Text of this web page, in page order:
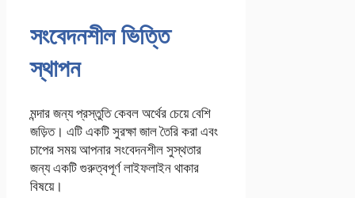
সংবেদনশীল ভিত্তি
স্থাপন
মন্দার জন্য প্রস্তুতি কেবল অর্থের চেয়ে বেশি
জড়িত। এটি একটি সুরক্ষা জাল তৈরি করা এবং
চাপের সময় আপনার সংবেদনশীল সুস্থতার
জন্য একটি গুরুত্বপূর্ণ লাইফলাইন থাকার
বিষয়ে।